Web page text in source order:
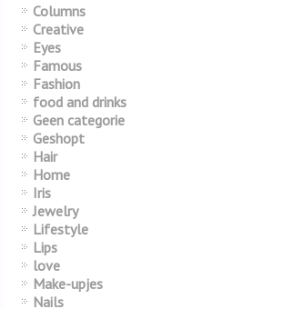
Columns
Creative
Eyes
Famous
Fashion
food and drinks
Geen categorie
Geshopt
Hair
Home
Iris
Jewelry
Lifestyle
Lips
love
Make-upjes
Nails